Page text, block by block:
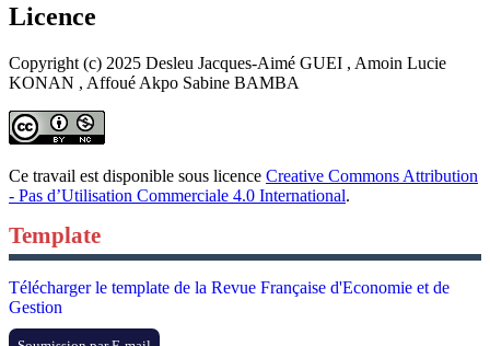
Licence
Copyright (c) 2025 Desleu Jacques-Aimé GUEI , Amoin Lucie
KONAN , Affoué Akpo Sabine BAMBA
Ce travail est disponible sous licence Creative Commons Attribution
- Pas d’Utilisation Commerciale 4.0 International.
Template
Télécharger le template de la Revue Française d'Economie et de
Gestion